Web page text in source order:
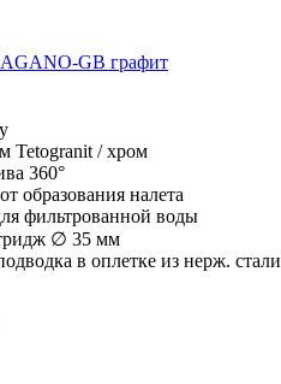
GB графит
Tetogranit / хром
360°
образования налета
фильтрованной воды
∅ 35 мм
в оплетке из нерж. стали